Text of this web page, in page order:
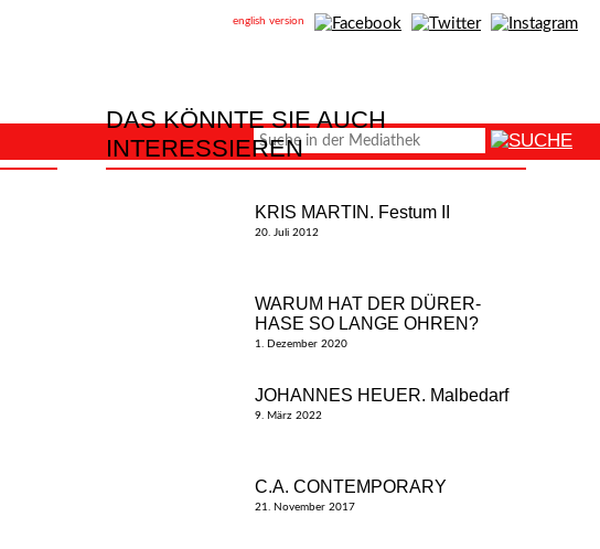
english version
DAS KÖNNTE SIE AUCH
INTERESSIEREN
KRIS MARTIN. Festum II
20. Juli 2012
WARUM HAT DER DÜRER-
HASE SO LANGE OHREN?
1. Dezember 2020
JOHANNES HEUER. Malbedarf
9. März 2022
C.A. CONTEMPORARY
21. November 2017